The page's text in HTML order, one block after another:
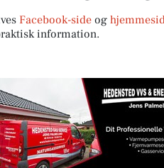
Facebook-side og
information.